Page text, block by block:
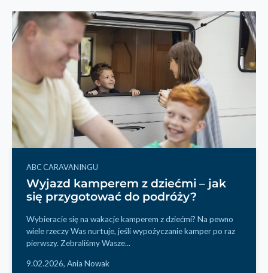
ABC CARAVANINGU
Wyjazd kamperem z dziećmi – jak
się przygotować do podróży?
Wybieracie się na wakacje kamperem z dziećmi? Na pewno
wiele rzeczy Was nurtuje, jeśli wypożyczanie kamper po raz
pierwszy. Zebraliśmy Wasze...
9.02.2026, Ania Nowak